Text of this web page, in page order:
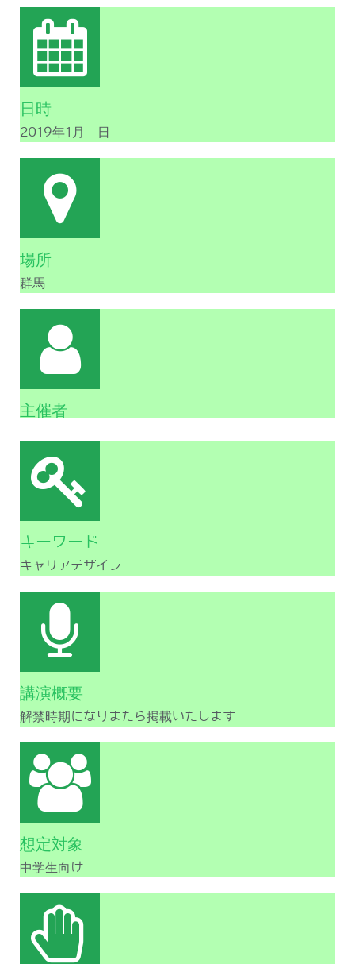
日時
2019年1月 日
場所
群馬
主催者
キーワード
キャリアデザイン
講演概要
解禁時期になりまたら掲載いたします
想定対象
中学生向け